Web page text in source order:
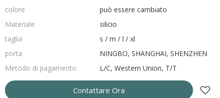
colore
può essere cambiato
Materiale
silicio
taglia
s / m / l / xl
porta
NINGBO, SHANGHAI, SHENZHEN
Metodo di pagamento
L/C, Western Union, T/T
Contattare Ora